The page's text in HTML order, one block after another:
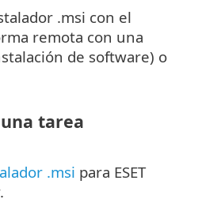
.msi con el
remota con una
de software) o
tarea
.msi para ESET